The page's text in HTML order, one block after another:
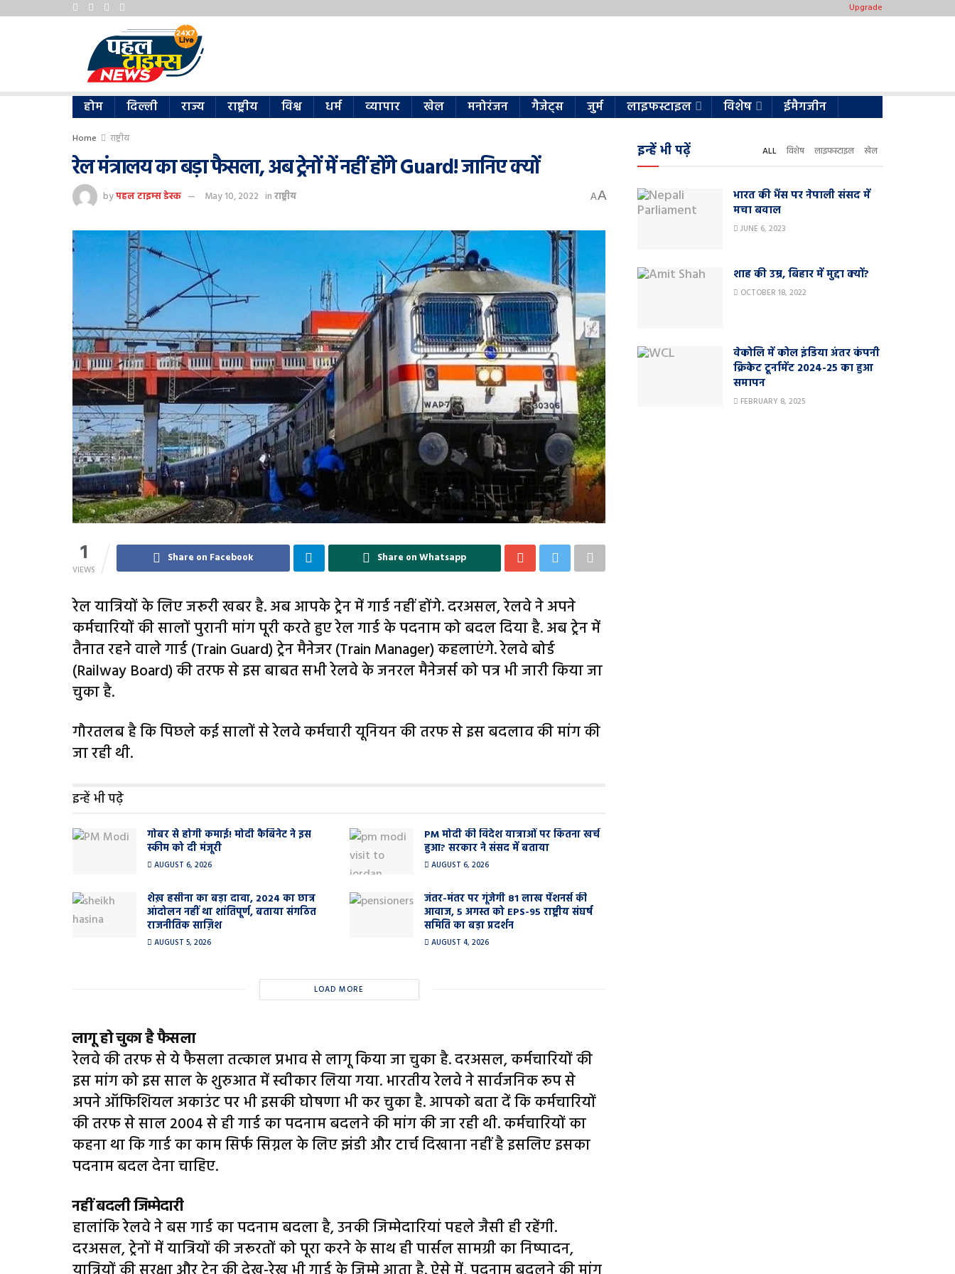
Upgrade
होम दिल्ली राज्य राष्ट्रीय विश्व धर्म व्यापार खेल मनोरंजन गैजेट्स जुर्म लाइफस्टाइल विशेष ईमैगजीन
Home राष्ट्रीय
रेल मंत्रालय का बड़ा फैसला, अब ट्रेनों में नहीं होंगे Guard! जानिए क्यों
byपहल टाइम्स डेस्क May 10, 2022 inराष्ट्रीय AA
1
VIEWS
Share on Facebook Share on Whatsapp
रेल यात्रियों के लिए जरूरी खबर है. अब आपके ट्रेन में गार्ड नहीं होंगे. दरअसल, रेलवे ने अपने
कर्मचारियों की सालों पुरानी मांग पूरी करते हुए रेल गार्ड के पदनाम को बदल दिया है. अब ट्रेन में
तैनात रहने वाले गार्ड (Train Guard) ट्रेन मैनेजर (Train Manager) कहलाएंगे. रेलवे बोर्ड
(Railway Board) की तरफ से इस बाबत सभी रेलवे के जनरल मैनेजर्स को पत्र भी जारी क‍िया जा
चुका है.
गौरतलब है कि पिछले कई सालों से रेलवे कर्मचारी यून‍ियन की तरफ से इस बदलाव की मांग की
जा रही थी.
इन्हें भी पढ़े
गोबर से होगी कमाई! मोदी कैबिनेट ने इस
स्कीम को दी मंजूरी
AUGUST 6, 2026
PM मोदी की विदेश यात्राओं पर कितना खर्च
हुआ? सरकार ने संसद में बताया
AUGUST 6, 2026
शेख़ हसीना का बड़ा दावा, 2024 का छात्र
आंदोलन नहीं था शांतिपूर्ण, बताया संगठित
राजनीतिक साज़िश
AUGUST 5, 2026
जंतर-मंतर पर गूंजेगी 81 लाख पेंशनर्स की
आवाज, 5 अगस्त को EPS-95 राष्ट्रीय संघर्ष
समिति का बड़ा प्रदर्शन
AUGUST 4, 2026
LOAD MORE
लागू हो चुका है फैसला
रेलवे की तरफ से ये फैसला तत्काल प्रभाव से लागू किया जा चुका है. दरअसल, कर्मचारियों की
इस मांग को इस साल के शुरुआत में स्वीकार लिया गया. भारतीय रेलवे ने सार्वजन‍िक रूप से
अपने ऑफ‍िश‍ियल अकाउंट पर भी इसकी घोषणा भी कर चुका है. आपको बता दें कि कर्मचारियों
की तरफ से साल 2004 से ही गार्ड का पदनाम बदलने की मांग की जा रही थी. कर्मचारियों का
कहना था कि गार्ड का काम सिर्फ सिग्नल के लिए झंडी और टार्च दिखाना नहीं है इसलिए इसका
पदनाम बदल देना चाहिए.
नहीं बदली जिम्मेदारी
हालांकि रेलवे ने बस गार्ड का पदनाम बदला है, उनकी जिम्मेदारियां पहले जैसी ही रहेंगी.
दरअसल, ट्रेनों में यात्रियों की जरूरतों को पूरा करने के साथ ही पार्सल सामग्री का निष्पादन,
इन्हें भी पढ़ें ALL विशेष लाइफस्टाइल खेल
भारत की भैंस पर नेपाली संसद में
मचा बवाल
JUNE 6, 2023
शाह की उम्र, बिहार में मुद्दा क्यों?
OCTOBER 18, 2022
वेकोलि में कोल इंडिया अंतर कंपनी
क्रिकेट टूर्नामेंट 2024-25 का हुआ
समापन
FEBRUARY 8, 2025